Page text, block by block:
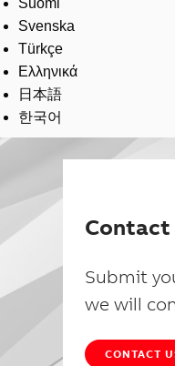
Suomi
Svenska
Türkçe
Ελληνικά
日本語
한국어
Contact
Submit
we will
CONTACT